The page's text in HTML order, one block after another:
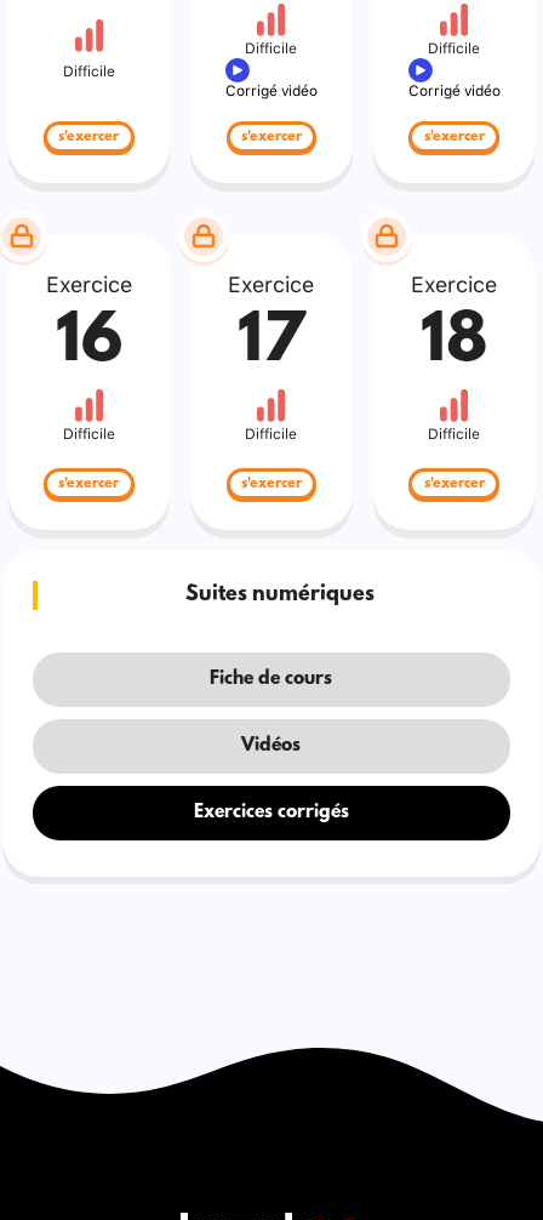
Difficile
s'exercer
Difficile
Corrigé vidéo
s'exercer
Difficile
Corrigé vidéo
s'exercer
Exercice
16
Difficile
s'exercer
Exercice
17
Difficile
s'exercer
Exercice
18
Difficile
s'exercer
Suites numériques
Fiche de cours
Vidéos
Exercices corrigés